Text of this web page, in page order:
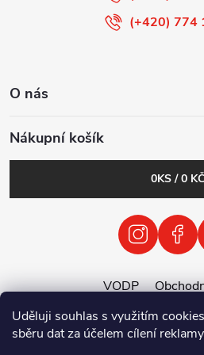
Uděluji souhlas s využitím
sběru dat za účelem cílení
(+420) 774
O nás
Nákupní košík
0KS /0 KČ
VODP
Zásady zpracování
Zpětný odběr vysloužilých